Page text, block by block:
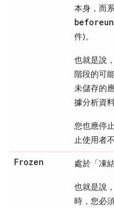
本身，而
件)。
也就是說
階段的可
未儲存的
據分析資料
您也應停
止使用者
Frozen 處於「凍結
也就是說
時，您必